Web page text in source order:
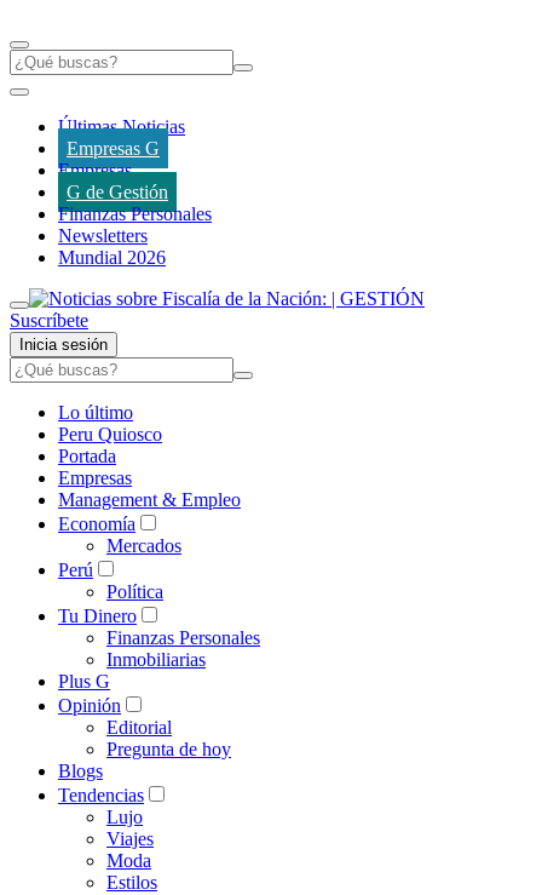
Últimas Noticias
Empresas G
Empresas
G de Gestión
Finanzas Personales
Newsletters
Mundial 2026
Suscríbete
Inicia sesión
Lo último
Peru Quiosco
Portada
Empresas
Management & Empleo
Economía
Mercados
Perú
Política
Tu Dinero
Finanzas Personales
Inmobiliarias
Plus G
Opinión
Editorial
Pregunta de hoy
Blogs
Tendencias
Lujo
Viajes
Moda
Estilos